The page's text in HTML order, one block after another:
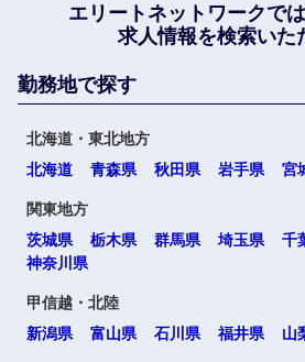
エリートネットワークでは
求人情報を検索いた
勤務地で探す
北海道・東北地方
北海道
青森県 秋田県 岩手県 宮
関東地方
茨城県
栃木県 群馬県 埼玉県 千
神奈川県
甲信越・北陸
新潟県
富山県 石川県 福井県 山